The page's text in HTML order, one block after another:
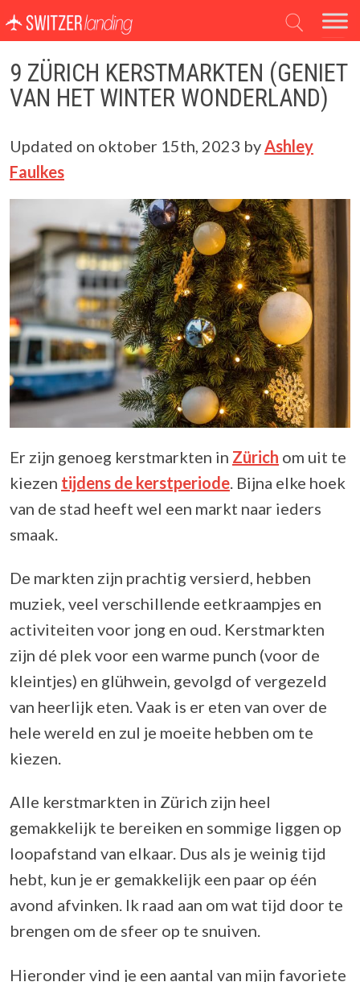
Hoofdnavigatie
9 ZÜRICH KERSTMARKTEN (GENIET
VAN HET WINTER WONDERLAND)
Updated on oktober 15th, 2023 byAshley
Faulkes
Er zijn genoeg kerstmarkten in Zürich om uit te
kiezen tijdens de kerstperiode . Bijna elke hoek
van de stad heeft wel een markt naar ieders
smaak.
De markten zijn prachtig versierd, hebben
muziek, veel verschillende eetkraampjes en
activiteiten voor jong en oud. Kerstmarkten
zijn dé plek voor een warme punch (voor de
kleintjes) en glühwein, gevolgd of vergezeld
van heerlijk eten. Vaak is er eten van over de
hele wereld en zul je moeite hebben om te
kiezen.
Alle kerstmarkten in Zürich zijn heel
gemakkelijk te bereiken en sommige liggen op
loopafstand van elkaar. Dus als je weinig tijd
hebt, kun je er gemakkelijk een paar op één
avond afvinken. Ik raad aan om wat tijd door te
brengen om de sfeer op te snuiven.
Hieronder vind je een aantal van mijn favoriete